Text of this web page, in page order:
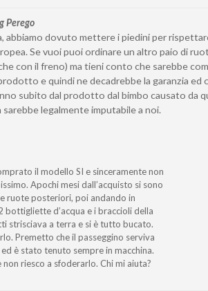
Perego
abbiamo dovuto mettere i piedini per
Se vuoi puoi ordinare un altro paio di
con il freno) ma tieni conto che sarebbe
e quindi ne decadrebbe la garanzia ed
subito dal prodotto dal bimbo causato da
sarebbe legalmente imputabile a noi.
il modello SI e sinceramente non
Apochi mesi dall’acquisto si sono
ruote posteriori, poi andando in
bottigliette d’acqua e i braccioli della
strisciava a terra e si è tutto bucato.
Premetto che il passeggino serviva
è stato tenuto sempre in macchina.
riesco a sfoderarlo. Chi mi aiuta?